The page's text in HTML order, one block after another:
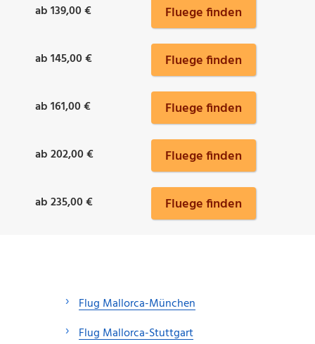
ab 139,00 € Fluege finden
ab 145,00 € Fluege finden
ab 161,00 € Fluege finden
ab 202,00 € Fluege finden
ab 235,00 € Fluege finden
Flug Mallorca-München
Flug Mallorca-Stuttgart